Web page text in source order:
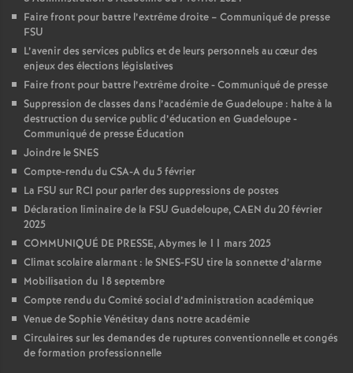
Faire front pour battre l’extrême droite – Communiqué de presse
FSU
L’avenir des services publics et de leurs personnels au cœur des
enjeux des élections législatives
Faire front pour battre l’extrême droite - Communiqué de presse
Suppression de classes dans l’académie de Guadeloupe : halte à la
destruction du service public d’éducation en Guadeloupe -
Communiqué de presse Éducation
Joindre le SNES
Compte-rendu du CSA-A du 5 février
La FSU sur RCI pour parler des suppressions de postes
Déclaration liminaire de la FSU Guadeloupe, CAEN du 20 février
2025
COMMUNIQUÉ DE PRESSE, Abymes le 11 mars 2025
Climat scolaire alarmant : le SNES-FSU tire la sonnette d’alarme
Mobilisation du 18 septembre
Compte rendu du Comité social d’administration académique
Venue de Sophie Vénétitay dans notre académie
Circulaires sur les demandes de ruptures conventionnelle et congés
de formation professionnelle